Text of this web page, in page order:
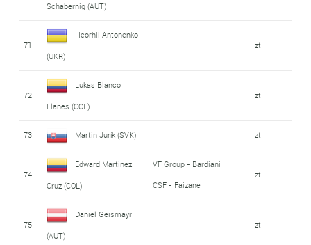
Schabernig (AUT)
71
Heorhii Antonenko
(UKR)
zt
72
Lukas Blanco
Llanes (COL)
zt
73 Martin Jurík (SVK) zt
74
Edward Martinez
Cruz (COL)
VF Group - Bardiani
CSF - Faizane
zt
75
Daniel Geismayr
(AUT)
zt